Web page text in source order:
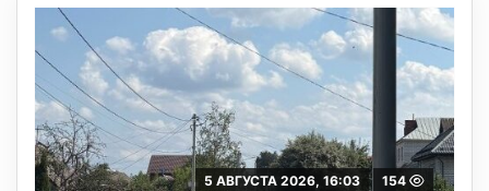
5 АВГУСТА 2026, 16:03 154